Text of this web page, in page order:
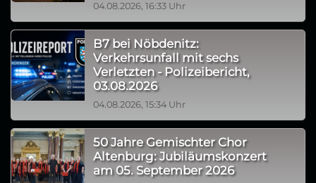
04.08.2026, 16:33 Uhr
B7 bei Nöbdenitz:
Verkehrsunfall mit sechs
Verletzten - Polizeibericht,
03.08.2026
04.08.2026, 15:34 Uhr
50 Jahre Gemischter Chor
Altenburg: Jubiläumskonzert
am 05. September 2026